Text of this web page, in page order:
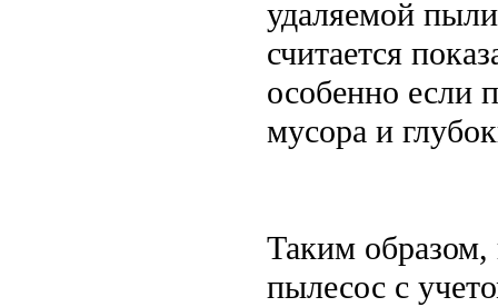
удаляемой
считается
особенно если
мусора и
Таким образом,
пылесос с